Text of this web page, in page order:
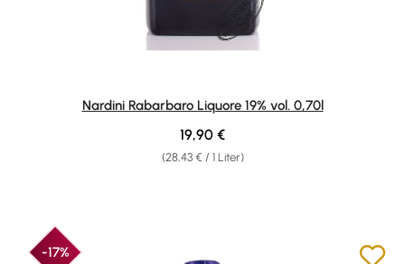
Nardini Rabarbaro Liquore 19% vol. 0,70l
(28,43 € / 1 Liter)
Regulärer Preis:
19,90 €
-17%